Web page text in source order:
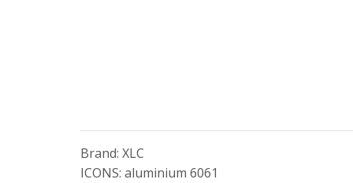
Brand: XLC
ICONS: aluminium 6061